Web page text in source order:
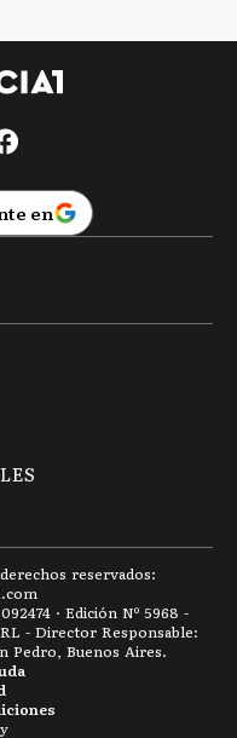
en
reservados:
· Edición Nº 5968 -
- Director Responsable:
Pedro, Buenos Aires.